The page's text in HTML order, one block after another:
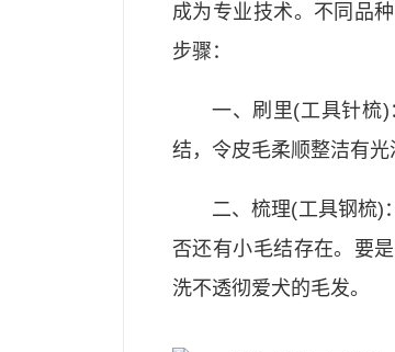
成为专业技术。不同品
步骤：
一、刷里(工具针梳
结，令皮毛柔顺整洁有光
二、梳理(工具钢梳)
否还有小毛结存在。要
洗不透彻爱犬的毛发。